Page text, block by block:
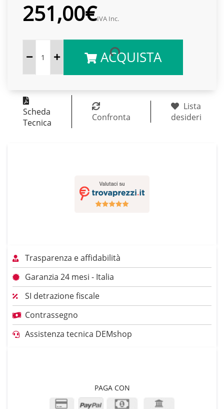
251,00€IVA Inc.
ACQUISTA
Scheda
Tecnica
Confronta
Lista
desideri
Trasparenza e affidabilità
Garanzia 24 mesi - Italia
SI detrazione fiscale
Contrassegno
Assistenza tecnica DEMshop
PAGA CON